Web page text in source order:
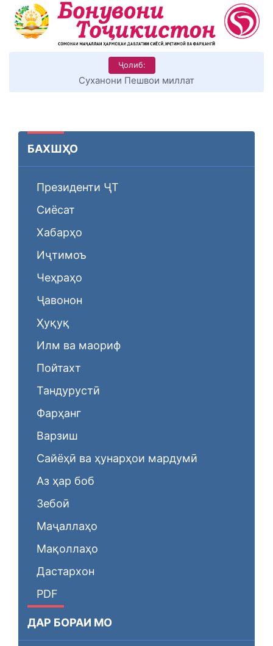
Ҷолиб:
КИТОБХОНИРО ДАР ХУД ТАШАККУЛ ДИҲЕМ
БАХШҲО
Президенти ҶТ
Сиёсат
Хабарҳо
Иҷтимоъ
Чеҳраҳо
Ҷавонон
Ҳуқуқ
Илм ва маориф
Пойтахт
Тандурустӣ
Фарҳанг
Варзиш
Сайёҳӣ ва ҳунарҳои мардумӣ
Аз ҳар боб
Зебоӣ
Маҷаллаҳо
Мақоллаҳо
Дастархон
PDF
ДАР БОРАИ МО